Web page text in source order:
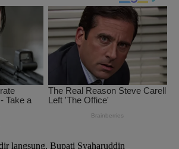
langsung, Bupati Syaharuddin